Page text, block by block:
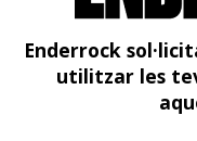
1Enderrock
utilitzar les